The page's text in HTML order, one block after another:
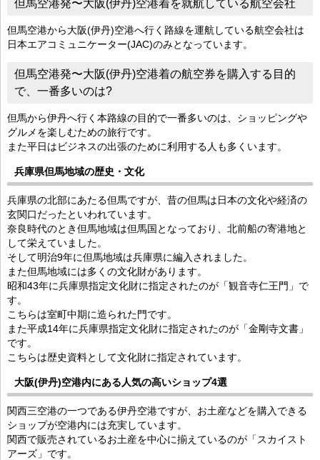
但馬空港発〜大阪(伊丹)空港着を就航している航空会社
但馬空港から大阪(伊丹)空港へ行く路線を運航している航空会社は
日本エアコミュニケーター(JAC)のみとなっています。
但馬空港発〜大阪(伊丹)空港着の航空券を購入する目的
で、一番多いのは?
但馬から伊丹へ行く本路線の目的で一番多いのは、ショッピングや
グルメを楽しむための旅行です。
また平日はビジネスの出張のために利用する人も多くいます。
兵庫県但馬地域の歴史・文化
兵庫県の北部にあたる但馬ですが、昔の但馬は日本の文化や経済の
玄関口だったといわれています。
奈良時代のとき但馬地域は但馬国となっており、北前船の寄港地と
して栄えていました。
そして明治9年に但馬地域は兵庫県に編入されました。
また但馬地域には多くの文化財があります。
昭和43年に兵庫県指定文化財に指定されたのが「観音寺仁王門」で
す。
こちらは室町中期に造られた門です。
また平成14年に兵庫県指定文化財に指定されたのが「金剛寺文書」
です。
こちらは歴史資料として文化財に指定されています。
大阪(伊丹)空港内にある人気の高いショップ4選
関西三空港の一つである伊丹空港ですが、お土産などを購入できる
ショップが空港内には充実しています。
関西で販売されているお土産を中心に揃えているのが「スカイスト
アーズ」です。